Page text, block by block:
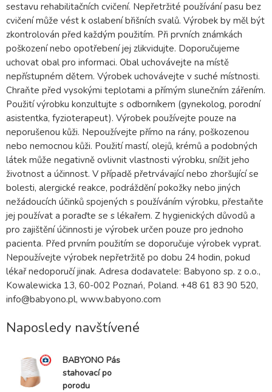
sestavu rehabilitačních cvičení. Nepřetržité používání pasu bez
cvičení může vést k oslabení břišních svalů. Výrobek by měl být
zkontrolován před každým použitím. Při prvních známkách
poškození nebo opotřebení jej zlikvidujte. Doporučujeme
uchovat obal pro informaci. Obal uchovávejte na místě
nepřístupném dětem. Výrobek uchovávejte v suché místnosti.
Chraňte před vysokými teplotami a přímým slunečním zářením.
Použití výrobku konzultujte s odborníkem (gynekolog, porodní
asistentka, fyzioterapeut). Výrobek používejte pouze na
neporušenou kůži. Nepoužívejte přímo na rány, poškozenou
nebo nemocnou kůži. Použití mastí, olejů, krémů a podobných
látek může negativně ovlivnit vlastnosti výrobku, snížit jeho
životnost a účinnost. V případě přetrvávající nebo zhoršující se
bolesti, alergické reakce, podráždění pokožky nebo jiných
nežádoucích účinků spojených s používáním výrobku, přestaňte
jej používat a poraďte se s lékařem. Z hygienických důvodů a
pro zajištění účinnosti je výrobek určen pouze pro jednoho
pacienta. Před prvním použitím se doporučuje výrobek vyprat.
Nepoužívejte výrobek nepřetržitě po dobu 24 hodin, pokud
lékař nedoporučí jinak. Adresa dodavatele: Babyono sp. z o.o.,
Kowalewicka 13, 60-002 Poznań, Poland. +48 61 83 90 520,
info@babyono.pl, www.babyono.com
Naposledy navštívené
BABYONO Pás
stahovací po
porodu